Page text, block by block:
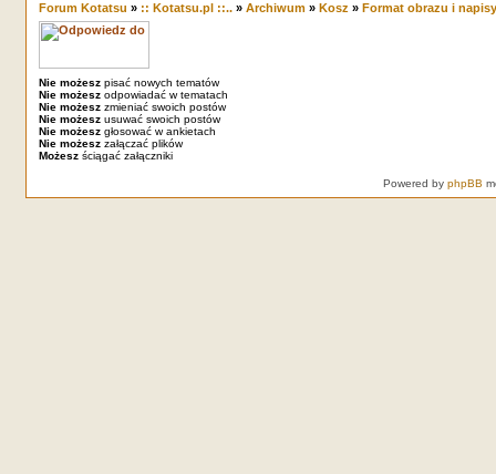
Forum Kotatsu » :: Kotatsu.pl ::..» Archiwum» Kosz » Format obrazu i
Nie możeszpisać nowych tematów
Nie możeszodpowiadać w tematach
Nie możeszzmieniać swoich postów
Nie możeszusuwać swoich postów
Nie możeszgłosować w ankietach
Nie możeszzałączać plików
Możeszściągać załączniki
Powered by phpBB